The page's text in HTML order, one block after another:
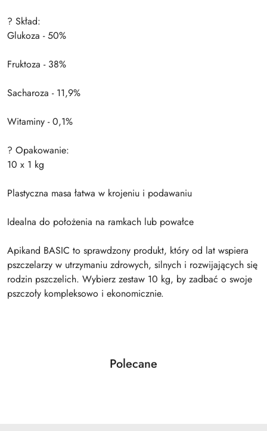
? Skład:
Glukoza - 50%
Fruktoza - 38%
Sacharoza - 11,9%
Witaminy - 0,1%
? Opakowanie:
10 x 1 kg
Plastyczna masa łatwa w krojeniu i podawaniu
Idealna do położenia na ramkach lub powałce
Apikand BASIC to sprawdzony produkt, który od lat wspiera
pszczelarzy w utrzymaniu zdrowych, silnych i rozwijających się
rodzin pszczelich. Wybierz zestaw 10 kg, by zadbać o swoje
pszczoły kompleksowo i ekonomicznie.
Pomiń karuzelę produktów
Produkty
Polecane